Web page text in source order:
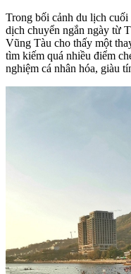
Trong bối cảnh du lịch
dịch chuyển ngắn ngày từ
Vũng Tàu cho thấy một
tìm kiếm quá nhiều điểm
nghiệm cá nhân hóa, giàu